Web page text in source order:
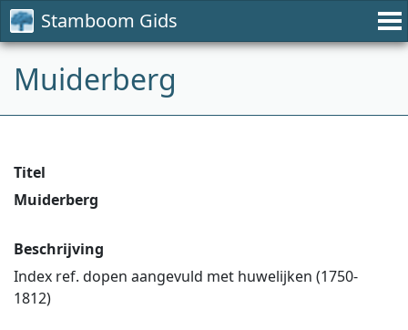
Stamboom Gids
Muiderberg
Titel
Muiderberg
Beschrijving
Index ref. dopen aangevuld met huwelijken (1750-
1812)